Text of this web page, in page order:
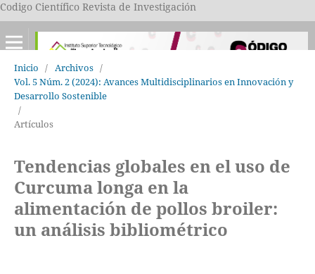
Codigo Científico Revista de Investigación
Inicio / Archivos /
Vol. 5 Núm. 2 (2024): Avances Multidisciplinarios en Innovación y
Desarrollo Sostenible
/
Artículos
Tendencias globales en el uso de
Curcuma longa en la
alimentación de pollos broiler:
un análisis bibliométrico